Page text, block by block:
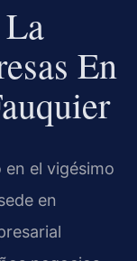
En
en el vigésimo
en